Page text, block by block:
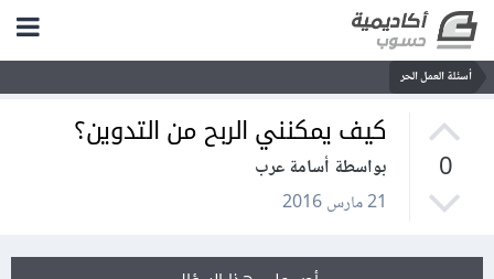
أسئلة العمل الحر
0
كيف يمكنني الربح من التدوين؟
بواسطة أسامة عرب
21 مارس 2016